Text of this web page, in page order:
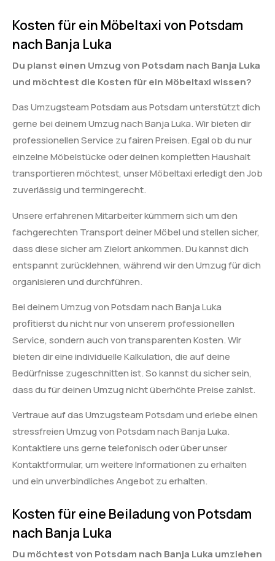
Kosten für ein Möbeltaxi von Potsdam
nach Banja Luka
Du planst einen Umzug von Potsdam nach Banja Luka
und möchtest die Kosten für ein Möbeltaxi wissen?
Das Umzugsteam Potsdam aus Potsdam unterstützt dich
gerne bei deinem Umzug nach Banja Luka. Wir bieten dir
professionellen Service zu fairen Preisen. Egal ob du nur
einzelne Möbelstücke oder deinen kompletten Haushalt
transportieren möchtest, unser Möbeltaxi erledigt den Job
zuverlässig und termingerecht.
Unsere erfahrenen Mitarbeiter kümmern sich um den
fachgerechten Transport deiner Möbel und stellen sicher,
dass diese sicher am Zielort ankommen. Du kannst dich
entspannt zurücklehnen, während wir den Umzug für dich
organisieren und durchführen.
Bei deinem Umzug von Potsdam nach Banja Luka
profitierst du nicht nur von unserem professionellen
Service, sondern auch von transparenten Kosten. Wir
bieten dir eine individuelle Kalkulation, die auf deine
Bedürfnisse zugeschnitten ist. So kannst du sicher sein,
dass du für deinen Umzug nicht überhöhte Preise zahlst.
Vertraue auf das Umzugsteam Potsdam und erlebe einen
stressfreien Umzug von Potsdam nach Banja Luka.
Kontaktiere uns gerne telefonisch oder über unser
Kontaktformular, um weitere Informationen zu erhalten
und ein unverbindliches Angebot zu erhalten.
Kosten für eine Beiladung von Potsdam
nach Banja Luka
Du möchtest von Potsdam nach Banja Luka umziehen